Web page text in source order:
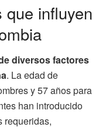
influyen
diversos factores
. La edad de
y 57 años para
han introducido
requeridas,